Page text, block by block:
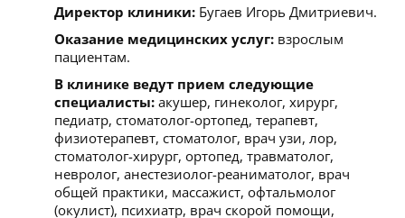
Директор клиники: Бугаев Игорь Дмитриевич.
Оказание медицинских услуг: взрослым
пациентам.
В клинике ведут прием следующие
специалисты: акушер, гинеколог, хирург,
педиатр, стоматолог-ортопед, терапевт,
физиотерапевт, стоматолог, врач узи, лор,
стоматолог-хирург, ортопед, травматолог,
невролог, анестезиолог-реаниматолог, врач
общей практики, массажист, офтальмолог
(окулист), психиатр, врач скорой помощи,